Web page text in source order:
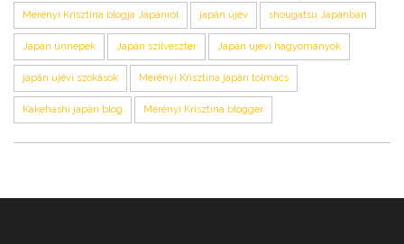
Merényi Krisztina blogja Japánról japán újév shougatsu Japánban
Japán ünnepek Japán szilveszter Japán újévi hagyományok
japán újévi szokások Merényi Krisztina japán tolmács
Kakehashi japán blog Merényi Krisztina blogger